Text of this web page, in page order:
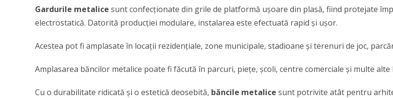
Gardurile metalice sunt confecționate din grile de platformă ușoare din plasă, fiind protejate
electrostatică. Datorită producției modulare, instalarea este efectuată rapid și ușor.
Acestea pot fi amplasate în locaţii rezidențiale, zone municipale, stadioane și terenuri de joc,
Amplasarea băncilor metalice poate fi făcută în parcuri, piețe, școli, centre comerciale și multe alte
Cu o durabilitate ridicată și o estetică deosebită, băncile metalice sunt potrivite atât pentru